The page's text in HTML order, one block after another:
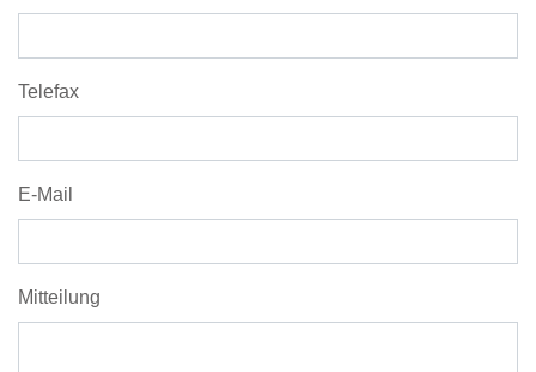
Telefax
E-Mail
Mitteilung